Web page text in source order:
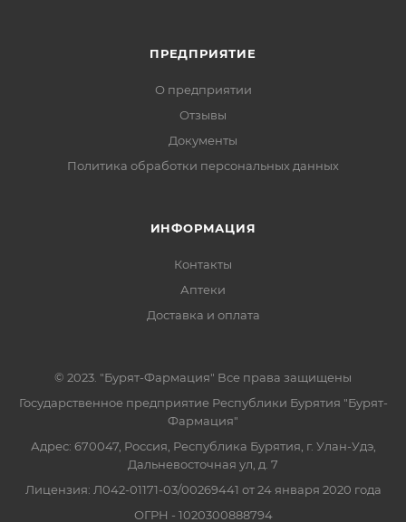
ПРЕДПРИЯТИЕ
О предприятии
Отзывы
Документы
Политика обработки персональных данных
ИНФОРМАЦИЯ
Контакты
Аптеки
Доставка и оплата
© 2023. "Бурят-Фармация" Все права защищены
Государственное предприятие Республики Бурятия "Бурят-
Фармация"
Адрес: 670047, Россия, Республика Бурятия, г. Улан-Удэ,
Дальневосточная ул, д. 7
Лицензия: Л042-01171-03/00269441 от 24 января 2020 года
ОГРН - 1020300888794